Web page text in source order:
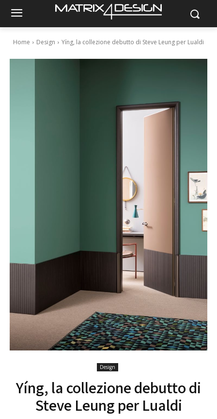
Home Design Yíng, la collezione debutto di Steve Leung per Lualdi
Design
Yíng, la collezione debutto di
Steve Leung per Lualdi